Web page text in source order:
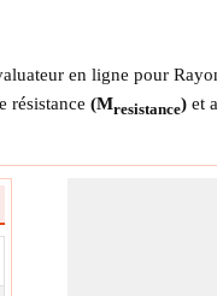
en ligne pour
résistance (Mresistance) et